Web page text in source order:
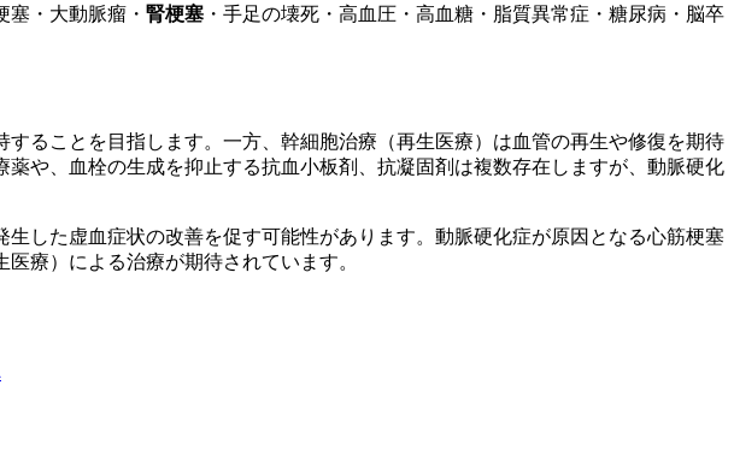
・大動脈瘤・ 腎梗塞 ・手足の壊死・高血圧・高血糖・脂質異常症・糖尿病・脳卒
ることを目指します。一方、幹細胞治療（再生医療）は血管の再生や修復を期待
や、血栓の生成を抑止する抗血小板剤、抗凝固剤は複数存在しますが、動脈硬化
した虚血症状の改善を促す可能性があります。動脈硬化症が原因となる心筋梗塞
療）による治療が期待されています。